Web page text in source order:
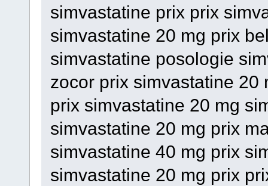
simvastatine prix prix
simvastatine 20 mg prix
simvastatine posologie
zocor prix simvastatine 20
prix simvastatine 20 mg
simvastatine 20 mg prix
simvastatine 40 mg prix
simvastatine 20 mg prix